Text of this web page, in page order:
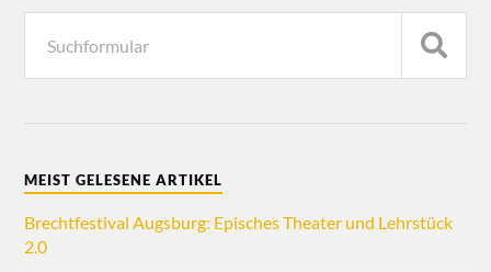
MEIST GELESENE ARTIKEL
Brechtfestival Augsburg: Episches Theater und Lehrstück
2.0